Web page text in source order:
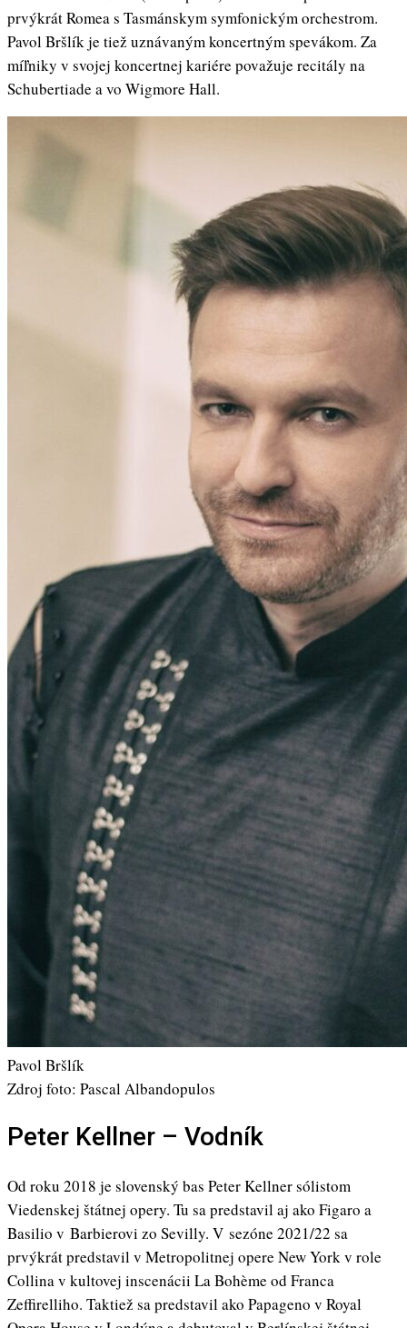
prvýkrát Romea s Tasmánskym symfonickým orchestrom.
Pavol Bršlík je tiež uznávaným koncertným spevákom. Za
míľniky v svojej koncertnej kariére považuje recitály na
Schubertiade a vo Wigmore Hall.
Pavol Bršlík
Zdroj foto: Pascal Albandopulos
Peter Kellner – Vodník
Od roku 2018 je slovenský bas Peter Kellner sólistom
Viedenskej štátnej opery. Tu sa predstavil aj ako Figaro a
Basilio v Barbierovi zo Sevilly. V sezóne 2021/22 sa
prvýkrát predstavil v Metropolitnej opere New York v role
Collina v kultovej inscenácii La Bohème od Franca
Zeffirelliho. Taktiež sa predstavil ako Papageno v Royal